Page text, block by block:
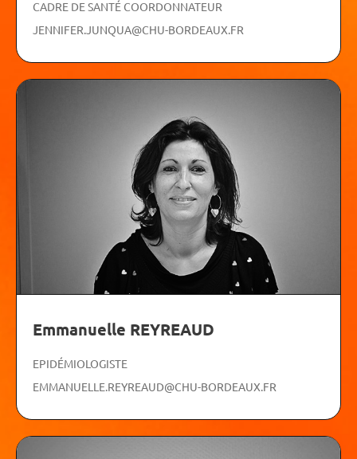
CADRE DE SANTÉ COORDONNATEUR
JENNIFER.JUNQUA@CHU-BORDEAUX.FR
Emmanuelle REYREAUD
EPIDÉMIOLOGISTE
EMMANUELLE.REYREAUD@CHU-BORDEAUX.FR